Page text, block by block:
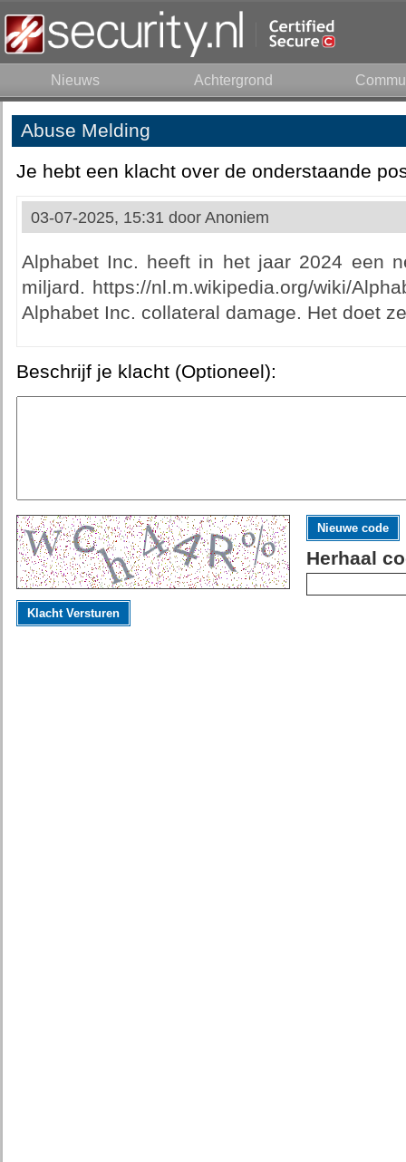
Nieuws Achtergrond
Abuse Melding
Je hebt een klacht over de onderstaande
03-07-2025, 15:31 door Anoniem
Alphabet Inc. heeft in het jaar 2024 een
miljard. https://nl.m.wikipedia.org/wiki/
Alphabet Inc. collateral damage. Het doet
Beschrijf je klacht (Optioneel):
Nieuwe code
Herhaal
Klacht Versturen